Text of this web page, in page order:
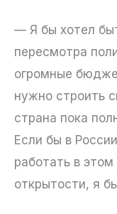
— Я бы хотел
пересмотра
огромные
нужно строить
страна пока
Если бы в
работать в
открытости, я